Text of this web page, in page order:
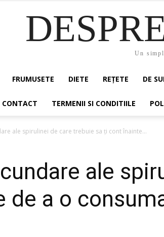
Un
FRUMUSETE DIETE REȚETE DE
CONTACT TERMENII SI CONDITIILE
ale spirulinei de care trebuie sa ți cont înainte...
ale
de a o